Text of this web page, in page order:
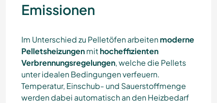
Emissionen
Im Unterschied zu Pelletöfen arbeitenmoderne
Pelletsheizungenmithocheffizienten
Verbrennungsregelungen, welche die Pellets
unter idealen Bedingungen verfeuern.
Temperatur, Einschub- und Sauerstoffmenge
werden dabei automatisch an den Heizbedarf